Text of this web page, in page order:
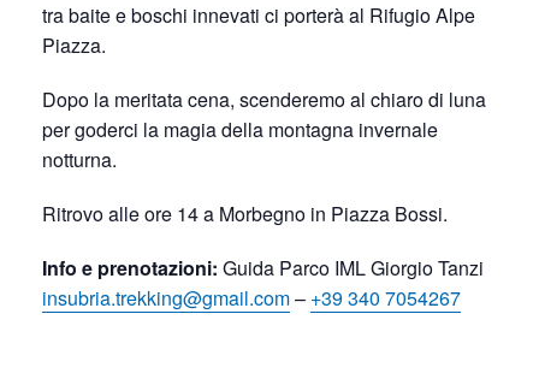
tra baite e boschi innevati ci porterà al Rifugio Alpe
Piazza.
Dopo la meritata cena, scenderemo al chiaro di luna
per goderci la magia della montagna invernale
notturna.
Ritrovo alle ore 14 a Morbegno in Piazza Bossi.
Info e prenotazioni: Guida Parco IML Giorgio Tanzi
insubria.trekking@gmail.com– +39 340 7054267